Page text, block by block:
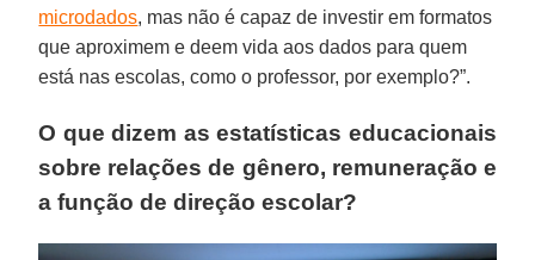
microdados, mas não é capaz de investir em formatos
que aproximem e deem vida aos dados para quem
está nas escolas, como o professor, por exemplo?”.
O que dizem as estatísticas educacionais
sobre relações de gênero, remuneração e
a função de direção escolar?